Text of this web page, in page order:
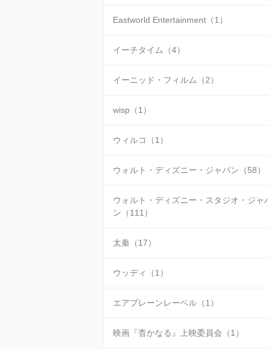
Eastworld Entertainment（1）
イーチタイム（4）
イーニッド・フィルム（2）
wisp（1）
ウィルコ（1）
ウォルト・ディズニー・ジャパン（58）
ウォルト・ディズニー・スタジオ・ジャ
ン（111）
太秦（17）
ウッディ（1）
エアプレーンレーベル（1）
映画『杳かなる』上映委員会（1）